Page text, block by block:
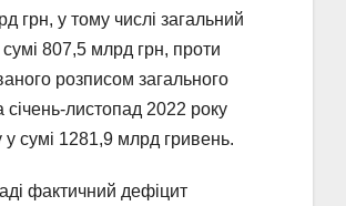
грн, у тому числі загальний
807,5 млрд грн, проти
розписом загального
листопад 2022 року
у сумі 1281,9 млрд гривень.
фактичний дефіцит